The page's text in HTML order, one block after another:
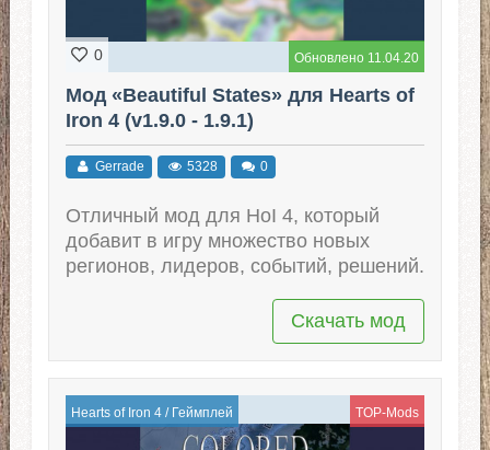
Обновлено 11.04.20
0
Мод «Beautiful States» для Hearts of
Iron 4 (v1.9.0 - 1.9.1)
Gerrade 5328 0
Отличный мод для HoI 4, который
добавит в игру множество новых
регионов, лидеров, событий, решений.
Скачать мод
Hearts of Iron 4/ Геймплей TOP-Mods